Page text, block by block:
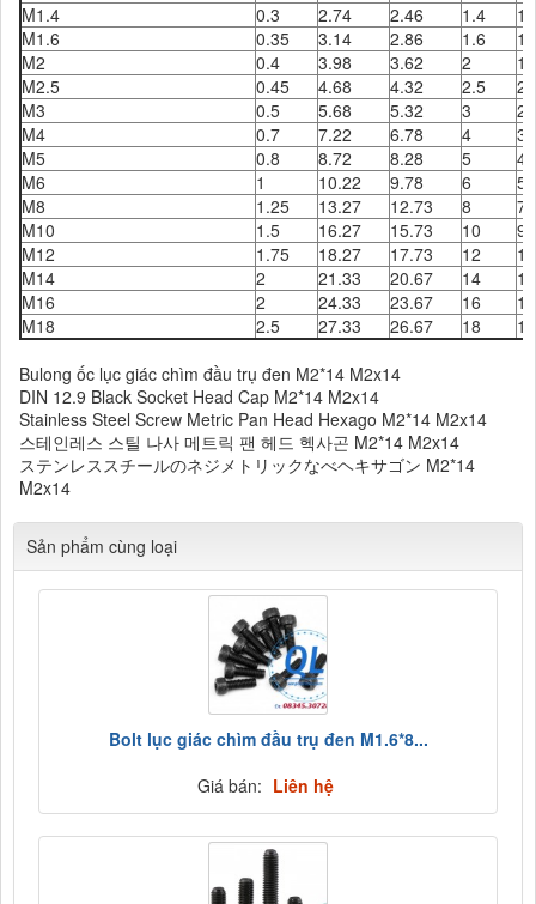
M1.4
0.3 2.74 2.46 1.4
M1.6
0.35 3.14 2.86 1.6
M2
0.4 3.98 3.62 2
M2.5
0.45 4.68 4.32 2.5
M3
0.5 5.68 5.32 3
M4
0.7 7.22 6.78 4
M5
0.8 8.72 8.28 5
M6
1 10.22 9.78 6
M8
1.25 13.27 12.73 8
M10
1.5 16.27 15.73 10
M12
1.75 18.27 17.73 12
M14
2 21.33 20.67 14
M16
2 24.33 23.67 16
M18
2.5 27.33 26.67 18
Bulong ốc lục giác chìm đầu trụ đen M2*14 M2x14
DIN 12.9 Black Socket Head Cap M2*14 M2x14
Stainless Steel Screw Metric Pan Head Hexago M2*14 M2x14
스테인레스 스틸 나사 메트릭 팬 헤드 헥사곤 M2*14 M2x14
ステンレススチールのネジメトリックなべヘキサゴン M2*14
M2x14
Sản phẩm cùng loại
Bolt lục giác chìm đầu trụ đen M1.6*8...
Giá bán: Liên hệ